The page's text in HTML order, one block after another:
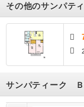
その他のサンパテ
サンパティーク